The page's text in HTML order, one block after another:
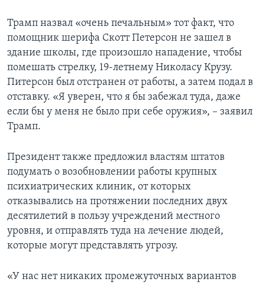
Трамп назвал «очень печальным» тот факт, что
помощник шерифа Скотт Петерсон не зашел в
здание школы, где произошло нападение, чтобы
помешать стрелку, 19-летнему Николасу Крузу.
Питерсон был отстранен от работы, а затем подал в
отставку. «Я уверен, что я бы забежал туда, даже
если бы у меня не было при себе оружия», – заявил
Трамп.
Президент также предложил властям штатов
подумать о возобновлении работы крупных
психиатрических клиник, от которых
отказывались на протяжении последних двух
десятилетий в пользу учреждений местного
уровня, и отправлять туда на лечение людей,
которые могут представлять угрозу.
«У нас нет никаких промежуточных вариантов